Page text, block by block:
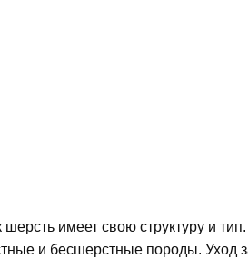
шерсть имеет свою структуру и
и бесшерстные породы. Уход